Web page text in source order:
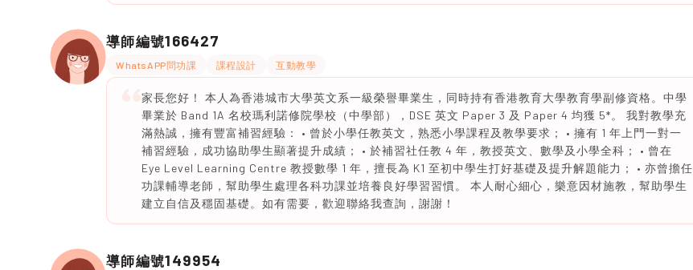
導師編號166427
WhatsAPP問功課 課程設計 互動教學
家長您好！ 本人為香港城市大學英文系一級榮譽畢業生，同時持有香港教育大學教育學副修資格。中學
畢業於 Band 1A 名校瑪利諾修院學校（中學部），DSE 英文 Paper 3 及 Paper 4 均獲 5*。 我對教學充
滿熱誠，擁有豐富補習經驗： • 曾於小學任教英文，熟悉小學課程及教學要求； • 擁有 1 年上門一對一
補習經驗，成功協助學生顯著提升成績； • 於補習社任教 4 年，教授英文、數學及小學全科； • 曾在
Eye Level Learning Centre 教授數學 1 年，擅長為 K1 至初中學生打好基礎及提升解題能力； • 亦曾擔任
功課輔導老師，幫助學生處理各科功課並培養良好學習習慣。 本人耐心細心，樂意因材施教，幫助學生
建立自信及穩固基礎。如有需要，歡迎聯絡我查詢，謝謝！
導師編號149954